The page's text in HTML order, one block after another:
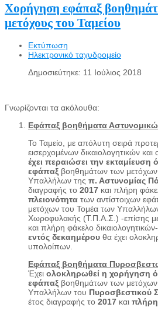
Χορήγηση εφάπαξ
μετόχους του Ταμείου
Εκτύπωση
Ηλεκτρονικό ταχυδρομείο
Δημοσιεύτηκε: 11 Ιούλιος 2018
Γνωρίζονται τα ακόλουθα:
Εφάπαξ βοηθήματα
Το Ταμείο, με απόλυτη σειρά
εισερχομένων δικαιολογητικών
έχει περαιώσει την εκταμίευση
εφάπαξ βοηθημάτων των
Υπαλλήλων της π. Αστυνομίας
διαγραφής το 2017 και πλήρη
πλειονότητα των αντίστοιχων
μετόχων του Τομέα των
Χωροφυλακής (Τ.Π.Α.Σ.) -επίσης
και πλήρη φάκελο δικαιολογητικών-
εντός δεκαημέρου θα έχει
υπολοίπων.
Εφάπαξ βοηθήματα
Έχει ολοκληρωθεί η χορήγηση
εφάπαξ βοηθημάτων των
Υπαλλήλων του Πυροσβεστικού
έτος διαγραφής το 2017 και πλήρη